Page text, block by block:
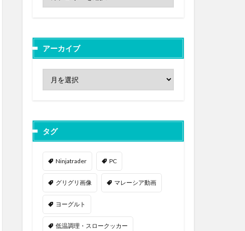
アーカイブ
タグ
Ninjatrader PC
グリグリ画像 マレーシア動画
ヨーグルト
低温調理・スロークッカー